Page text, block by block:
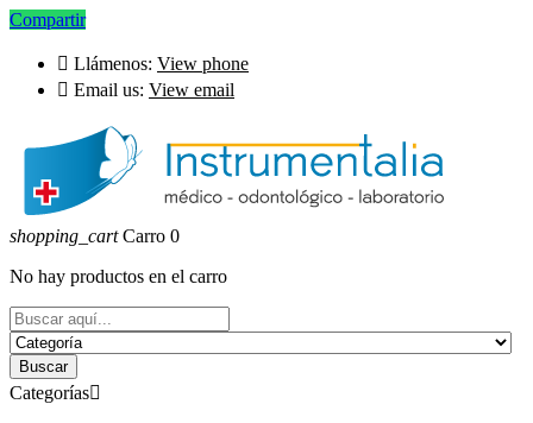
Compartir
 Llámenos: View phone
 Email us: View email
shopping_cart Carro 0
No hay productos en el carro
Buscar
Categorías